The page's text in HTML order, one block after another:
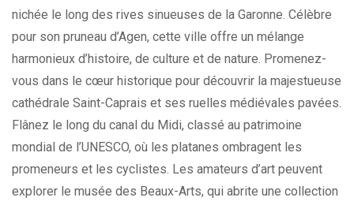
nichée le long des rives sinueuses de la Garonne. Célèbre
pour son pruneau d’Agen, cette ville offre un mélange
harmonieux d’histoire, de culture et de nature. Promenez-
vous dans le cœur historique pour découvrir la majestueuse
cathédrale Saint-Caprais et ses ruelles médiévales pavées.
Flânez le long du canal du Midi, classé au patrimoine
mondial de l’UNESCO, où les platanes ombragent les
promeneurs et les cyclistes. Les amateurs d’art peuvent
explorer le musée des Beaux-Arts, qui abrite une collection